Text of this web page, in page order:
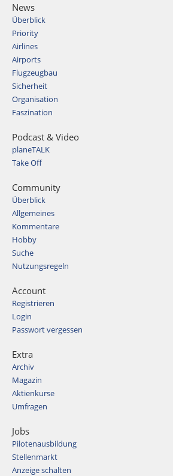
News
Überblick
Priority
Airlines
Airports
Flugzeugbau
Sicherheit
Organisation
Faszination
Podcast & Video
planeTALK
Take Off
Community
Überblick
Allgemeines
Kommentare
Hobby
Suche
Nutzungsregeln
Account
Registrieren
Login
Passwort vergessen
Extra
Archiv
Magazin
Aktienkurse
Umfragen
Jobs
Pilotenausbildung
Stellenmarkt
Anzeige schalten